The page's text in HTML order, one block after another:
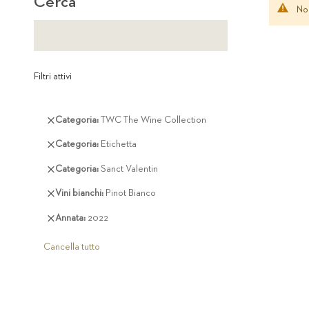
Filtri attivi
Categoria TWC The Wine Collection
Rimuovi
articolo
Categoria Etichetta
Rimuovi
articolo
Categoria Sanct Valentin
Rimuovi
articolo
Vini bianchi Pinot Bianco
Rimuovi
articolo
Annata 2022
Rimuovi
articolo
Cancella tutto